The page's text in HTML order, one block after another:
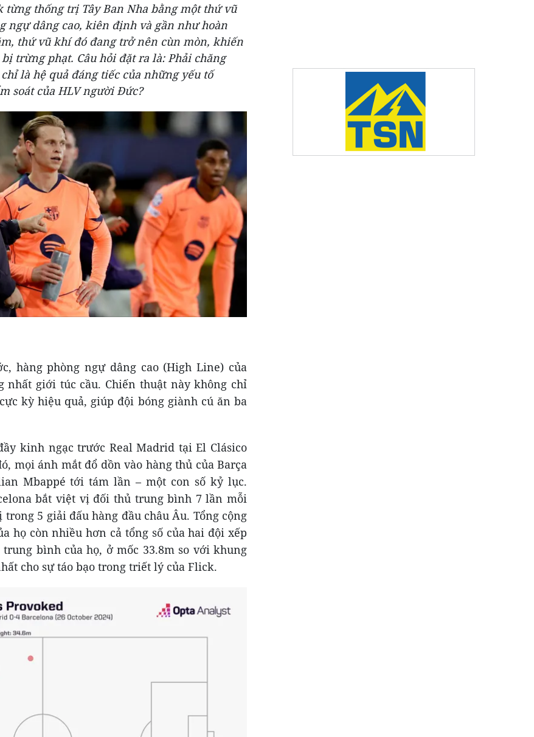
thống trị Tây Ban Nha bằng một thứ vũ
ngự dâng cao, kiên định và gần như hoàn
thứ vũ khí đó đang trở nên cùn mòn, khiến
trừng phạt. Câu hỏi đặt ra là: Phải chăng
là hệ quả đáng tiếc của những yếu tố
soát của HLV người Đức?
hàng phòng ngự dâng cao (High Line) của
nhất giới túc cầu. Chiến thuật này không chỉ
kỳ hiệu quả, giúp đội bóng giành cú ăn ba
kinh ngạc trước Real Madrid tại El Clásico
mọi ánh mắt đổ dồn vào hàng thủ của Barça
Mbappé tới tám lần – một con số kỷ lục.
bắt việt vị đối thủ trung bình 7 lần mỗi
5 giải đấu hàng đầu châu Âu. Tổng cộng
họ còn nhiều hơn cả tổng số của hai đội xếp
bình của họ, ở mốc 33.8m so với khung
cho sự táo bạo trong triết lý của Flick.